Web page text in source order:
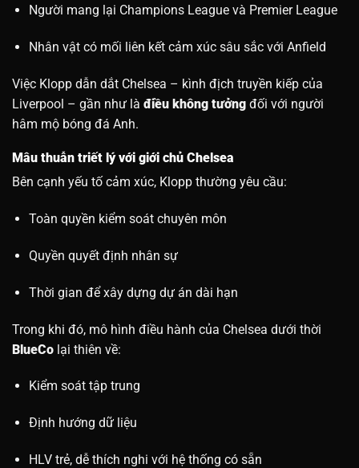
Người mang lại Champions League và Premier League
Nhân vật có mối liên kết cảm xúc sâu sắc với Anfield
Việc Klopp dẫn dắt Chelsea – kình địch truyền kiếp của
Liverpool – gần như là điều không tưởng đối với người
hâm mộ bóng đá Anh.
Mâu thuẫn triết lý với giới chủ Chelsea
Bên cạnh yếu tố cảm xúc, Klopp thường yêu cầu:
Toàn quyền kiểm soát chuyên môn
Quyền quyết định nhân sự
Thời gian để xây dựng dự án dài hạn
Trong khi đó, mô hình điều hành của Chelsea dưới thời
BlueCo lại thiên về:
Kiểm soát tập trung
Định hướng dữ liệu
HLV trẻ, dễ thích nghi với hệ thống có sẵn